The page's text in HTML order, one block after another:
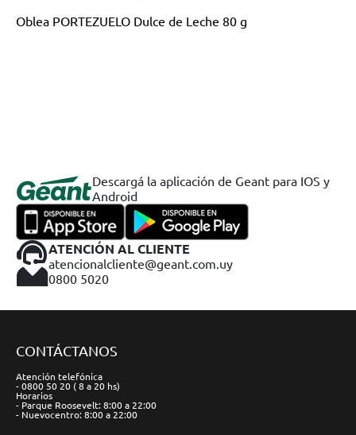
Oblea PORTEZUELO Dulce de Leche 80 g
Descargá la aplicación de Geant para IOS y
Android
ATENCIÓN AL CLIENTE
atencionalcliente@geant.com.uy
0800 5020
CONTÁCTANOS
Atención telefónica
- 0800 50 20 ( 8 a 20 hs)
Horarios
- Parque Roosevelt: 8:00 a 22:00
- Nuevocentro: 8:00 a 22:00